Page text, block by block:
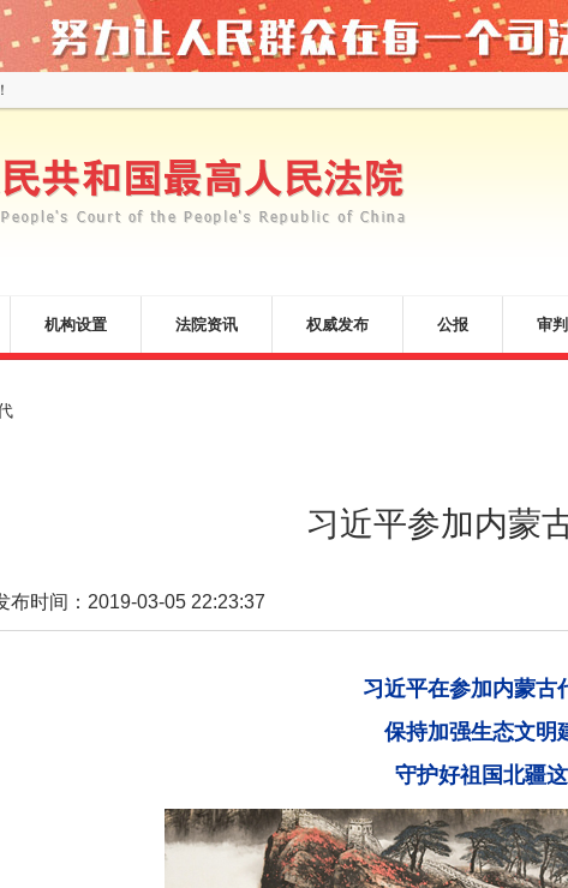
机构设置 法院资讯 权威发布 公报 审
习近平参加内蒙
布时间：2019-03-05 22:23:37
习近平在参加内蒙古
保持加强生态文明
守护好祖国北疆这